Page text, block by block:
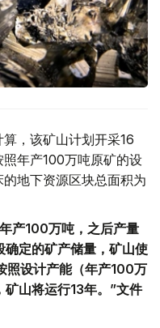
，该矿山计划开采16
年产100万吨原矿的设
地下资源区块总面积为
产100万吨，之后产量
定的矿产储量，矿山使
照设计产能（年产100万
山将运行13年。”文件